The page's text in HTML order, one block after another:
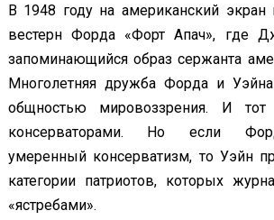
В 1948 году на американский
вестерн Форда «Форт Апач», где
запоминающийся образ сержанта
Многолетняя дружба Форда и
общностью мировоззрения. И
консерваторами. Но если
умеренный консерватизм, то Уэйн
категории патриотов, которых
«ястребами».